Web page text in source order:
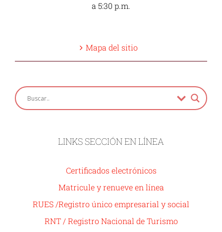
a 5:30 p.m.
Mapa del sitio
LINKS SECCIÓN EN LÍNEA
Certificados electrónicos
Matricule y renueve en línea
RUES /Registro único empresarial y social
RNT / Registro Nacional de Turismo